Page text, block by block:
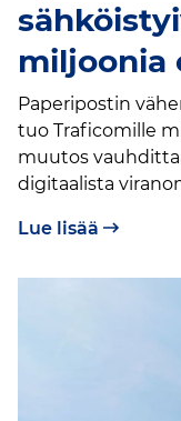
miljoonia
Paperipostin
tuo Traficomille
muutos
digitaalista
Lue lisää